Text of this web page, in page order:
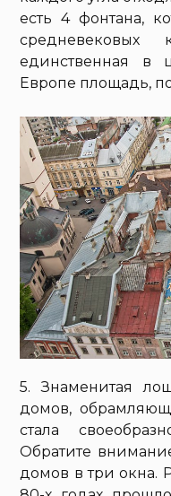
есть 4 фонтана,
средневековых
единственная в
Европе площадь,
5. Знаменитая
домов,
стала
Обратите
домов в три окна.